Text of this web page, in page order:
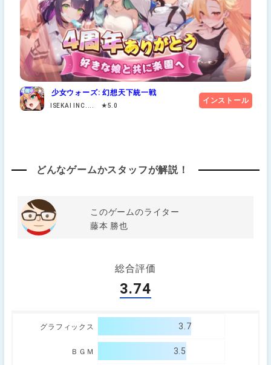
少女ウォーズ: 幻想天下統一戦
ISEKAI INC.... ★5.0
インストール
どんなゲームかスタッフが解説！
このゲームのライター
藤本 勝也
総合評価
3.74
グラフィックス 3.7
ＢＧＭ 3.5